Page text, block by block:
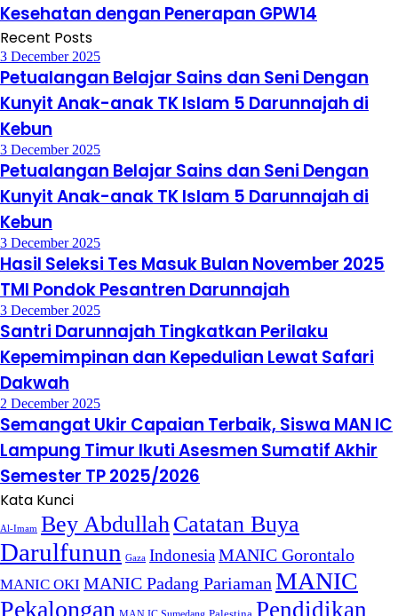
Kesehatan dengan Penerapan GPW14
Recent Posts
3 December 2025
Petualangan Belajar Sains dan Seni Dengan
Kunyit Anak-anak TK Islam 5 Darunnajah di
Kebun
3 December 2025
Petualangan Belajar Sains dan Seni Dengan
Kunyit Anak-anak TK Islam 5 Darunnajah di
Kebun
3 December 2025
Hasil Seleksi Tes Masuk Bulan November 2025
TMI Pondok Pesantren Darunnajah
3 December 2025
Santri Darunnajah Tingkatkan Perilaku
Kepemimpinan dan Kepedulian Lewat Safari
Dakwah
2 December 2025
Semangat Ukir Capaian Terbaik, Siswa MAN IC
Lampung Timur Ikuti Asesmen Sumatif Akhir
Semester TP 2025/2026
Kata Kunci
Al-Imam Bey AbdullahCatatan Buya
Darulfunun Gaza IndonesiaMANIC Gorontalo
MANIC OKI MANIC Padang Pariaman MANIC
Pekalongan
Pendidikan